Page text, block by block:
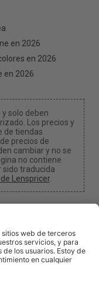
en 2026
en 2026
en 2026
solo deben
Los precios y
de tiendas
precios de
cambiar y no se
no contiene
sido traducida
Lenspricer.
uno de
compra.